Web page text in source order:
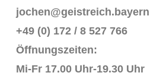
jochen@geistreich.bayern
+49 (0) 172 / 8 527 766
Öffnungszeiten:
Mi-Fr 17.00 Uhr-19.30 Uhr